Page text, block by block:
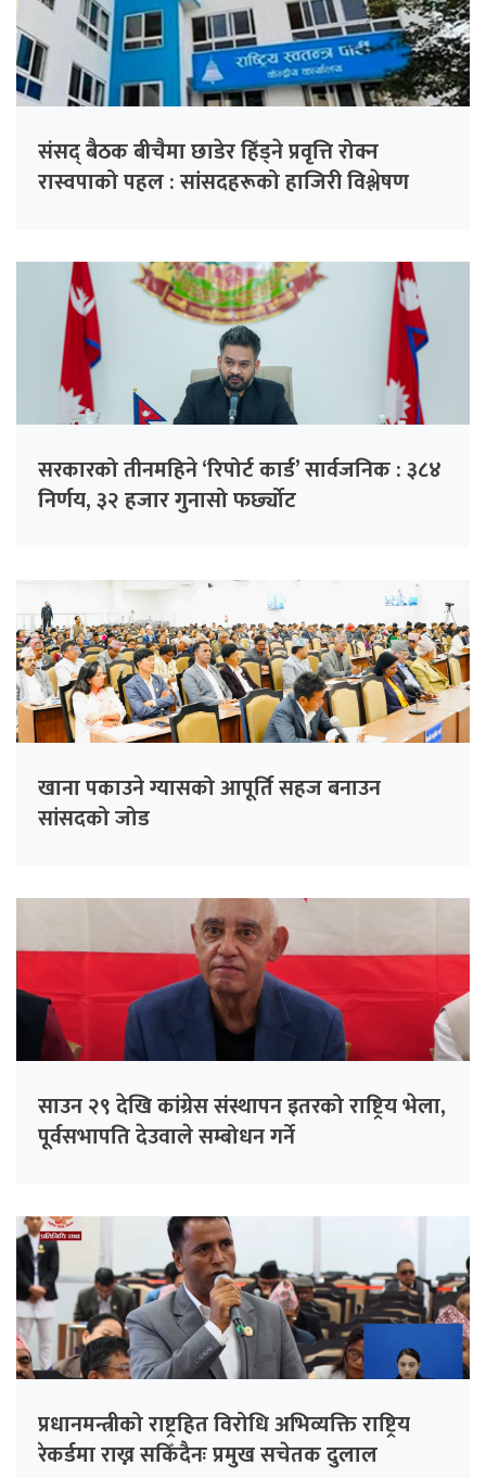
संसद् बैठक बीचैमा छाडेर हिँड्ने प्रवृत्ति रोक्न
रास्वपाको पहल : सांसदहरूको हाजिरी विश्लेषण
सरकारको तीनमहिने ‘रिपोर्ट कार्ड’ सार्वजनिक : ३८४
निर्णय, ३२ हजार गुनासो फर्छ्योट
खाना पकाउने ग्यासको आपूर्ति सहज बनाउन
सांसदको जोड
साउन २९ देखि कांग्रेस संस्थापन इतरको राष्ट्रिय भेला,
पूर्वसभापति देउवाले सम्बोधन गर्ने
प्रधानमन्त्रीको राष्ट्रहित विरोधि अभिव्यक्ति राष्ट्रिय
रेकर्डमा राख्न सकिँदैनः प्रमुख सचेतक दुलाल